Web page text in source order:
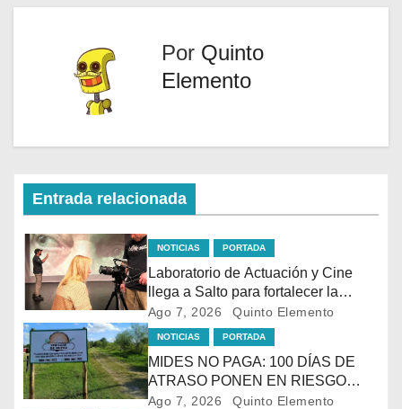
Por Quinto
Elemento
Entrada relacionada
NOTICIAS PORTADA
Laboratorio de Actuación y Cine
llega a Salto para fortalecer la
formación audiovisual en el norte
del país
Ago 7, 2026 Quinto Elemento
NOTICIAS PORTADA
MIDES NO PAGA: 100 DÍAS DE
ATRASO PONEN EN RIESGO
LACONTINUIDAD DE
Ago 7, 2026 Quinto Elemento